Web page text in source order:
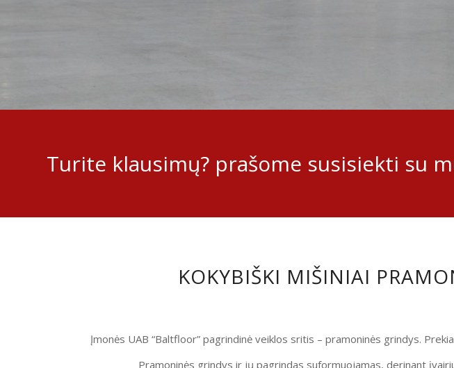
Turite klausimų? prašome susisiekti su
KOKYBIŠKI MIŠINIAI
Įmonės UAB “Baltfloor” pagrindinė veiklos sritis – pramoninės grindys.
Pramoninės grindys ir jų pagrindas suformuojamas, derinant